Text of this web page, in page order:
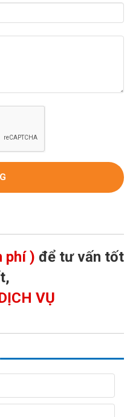
phí ) để tư vấn tốt
VỤ